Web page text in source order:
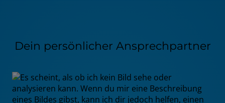
Dein persönlicher Ansprechpartner